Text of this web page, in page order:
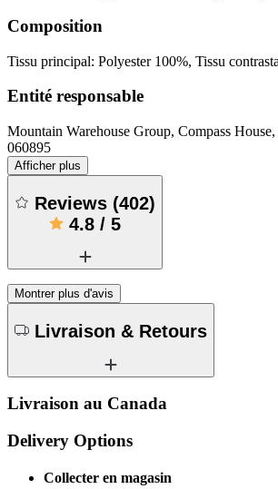
Composition
Tissu principal: Polyester 100%, Tissu
Entité responsable
Mountain Warehouse Group, Compass
060895
Afficher plus
Reviews (402)
4.8 / 5
Montrer plus d'avis
Livraison & Retours
Livraison au Canada
Delivery Options
Collecter en magasin